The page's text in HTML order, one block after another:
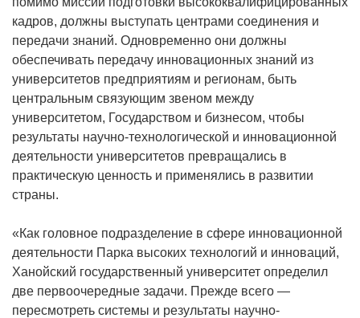
кадров, должны выступать центрами соединения и
передачи знаний. Одновременно они должны
обеспечивать передачу инновационных знаний из
университетов предприятиям и регионам, быть
центральным связующим звеном между
университетом, Государством и бизнесом, чтобы
результаты научно-технологической и инновационной
деятельности университетов превращались в
практическую ценность и применялись в развитии
страны.
«Как головное подразделение в сфере инновационной
деятельности Парка высоких технологий и инноваций,
Ханойский государственный университет определил
две первоочередные задачи. Прежде всего —
пересмотреть системы и результаты научно-